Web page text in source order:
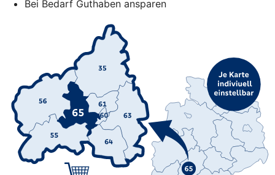
Bei Bedarf Guthaben ansparen